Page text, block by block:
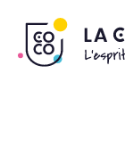
SALLE